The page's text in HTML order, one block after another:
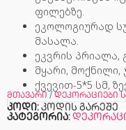
ფილებზე.
ეკოლოგიურად
მასალა.
ეკვრის პრიალა,
მყარი, მოქნილი,
ქვევით-5*5 სმ,
მთავარი / დეკორაციები
კოდი: კოდის გარეშე
კატეგორია: